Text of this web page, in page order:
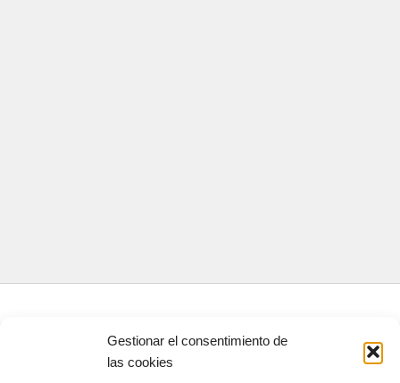
Gestionar el consentimiento de
las cookies